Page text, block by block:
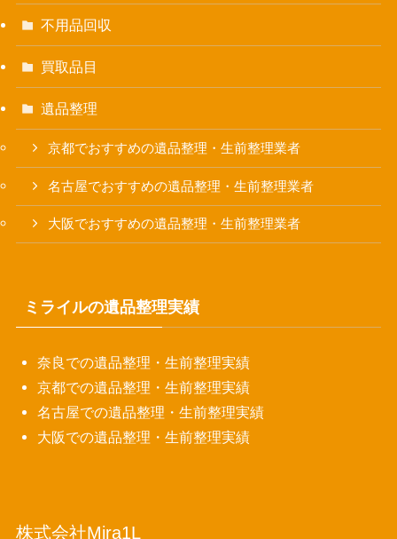
不用品回収
買取品目
遺品整理
京都でおすすめの遺品整理・生前整理業者
名古屋でおすすめの遺品整理・生前整理業者
大阪でおすすめの遺品整理・生前整理業者
ミライルの遺品整理実績
奈良での遺品整理・生前整理実績
京都での遺品整理・生前整理実績
名古屋での遺品整理・生前整理実績
大阪での遺品整理・生前整理実績
株式会社Mira1L